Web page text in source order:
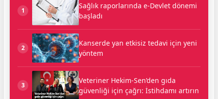
1
Sağlık raporlarında e-Devlet dönemi
başladı
2
Kanserde yan etkisiz tedavi için yeni
yöntem
3
Veteriner Hekim-Sen’den gıda
güvenliği için çağrı: İstihdamı artırın